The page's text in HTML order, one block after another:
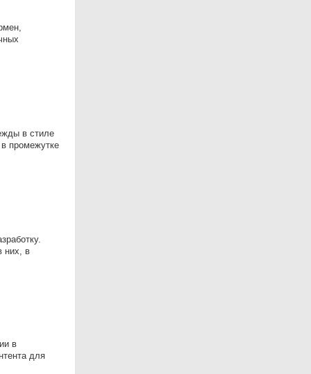
в стиле
промежутке
них, в
в
для